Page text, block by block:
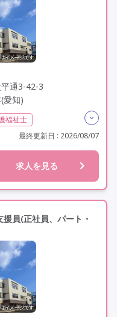
通3-42-3
愛知)
福祉士
修(ヘルパー2級)
ニングスタッフ
最終更新日 : 2026/08/07
求人を見る
員(正社員、パート・